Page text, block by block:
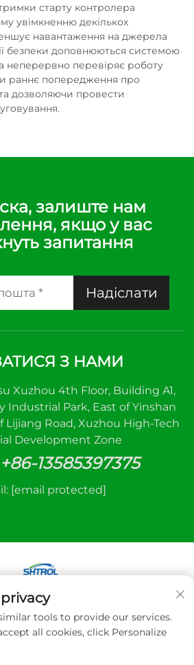
старту контролера
увімкненню декількох
навантаження на джерела
безпеки доповнюються системою
неперервно перевіряє роботу
раннє попередження про
дозволяючи провести
залиште нам
якщо у вас
запитання
Надіслати
З НАМИ
Xuzhou 4th Floor, Building A1,
Industrial Park, East of Yinshan
Lijiang Road, Xuzhou High-Tech
Development Zone
+86-13585397375
[email protected]
© 2025 Xuzhou sanhe
equipment Co., LTD. Всі права
захищено
tools to provide our services.
all cookies, click Personalize